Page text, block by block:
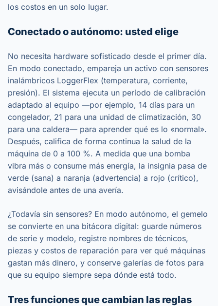
los costos en un solo lugar.
Conectado o autónomo: usted elige
No necesita hardware sofisticado desde el primer día.
En modo conectado, empareja un activo con sensores
inalámbricos LoggerFlex (temperatura, corriente,
presión). El sistema ejecuta un período de calibración
adaptado al equipo —por ejemplo, 14 días para un
congelador, 21 para una unidad de climatización, 30
para una caldera— para aprender qué es lo «normal».
Después, califica de forma continua la salud de la
máquina de 0 a 100 %. A medida que una bomba
vibra más o consume más energía, la insignia pasa de
verde (sana) a naranja (advertencia) a rojo (crítico),
avisándole antes de una avería.
¿Todavía sin sensores? En modo autónomo, el gemelo
se convierte en una bitácora digital: guarde números
de serie y modelo, registre nombres de técnicos,
piezas y costos de reparación para ver qué máquinas
gastan más dinero, y conserve galerías de fotos para
que su equipo siempre sepa dónde está todo.
Tres funciones que cambian las reglas